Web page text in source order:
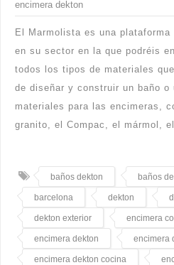
encimera dekton
El Marmolista es una
en su sector en la que podréis
todos los tipos de materiales
de diseñar y construir un baño
materiales para las encimeras,
granito, el Compac, el mármol,
baños dekton baños
barcelona dekton
dekton exterior encimera
encimera dekton encimera
encimera dekton cocina